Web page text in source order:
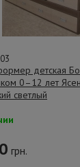
детская
0–12 лет
светлый
грн.